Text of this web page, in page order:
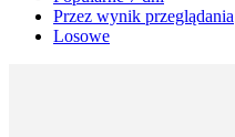
Przez wynik przeglądania
Losowe